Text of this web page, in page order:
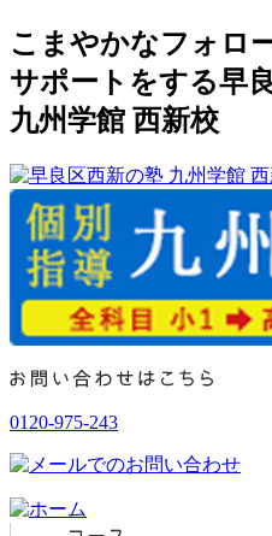
こまやかなフォロ
サポートをする早
九州学館 西新校
0120-975-243